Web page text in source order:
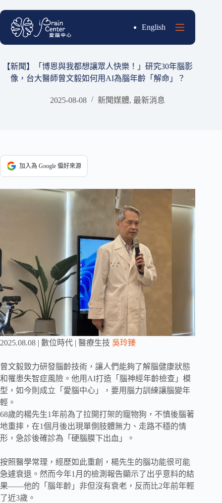
要
English
【新聞】「博恩與我都想讓眾人快樂！」研究30年腦影
像，台大醫師曾文毅如何用AI為腦年齡「解命」？
2025-08-08 新聞媒體, 最新消息
加入為 Google 偏好來源
2025.08.08 | 數位時代 | 醫療生技 吳玲臻
曾文毅致力研發腦齡技術，讓人們能夠了解腦健康狀態
和罹患失智症風險。他用AI打造「腦神經年齡檢查」模
型，如今則成立「愛腦中心」，要用腦力訓練讓腦變年
輕。
68歲的楊先生1年前為了拉開打架的寵物狗，不慎後腦著
地重摔，在1個月後出現單側肢體無力、走路不穩的情
形，急診後確診為「硬腦膜下出血」。
按照醫學常理，經歷如此重創，楊先生的腦功能很可能
急遽衰退。然而今年1月的檢測報告顯示了出乎意料的結
果——他的「腦年齡」非但沒有衰老，反而比2年前年輕
了近3歲。